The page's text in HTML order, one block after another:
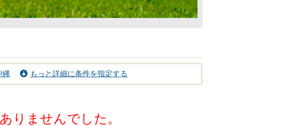
縄 もっと詳細に条件を指定する
りませんでした。